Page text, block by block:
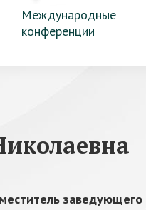
Международные
конференции